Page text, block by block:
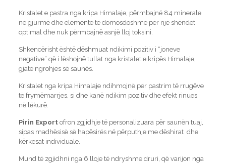
Kristalet e pastra nga kripa Himalaje, përmbajnë 84 minerale
në gjurmë dhe elemente të domosdoshme për një shëndet
optimal dhe nuk përmbajnë asnjë lloj toksini.
Shkencërisht është dëshmuat ndikimi pozitiv i “joneve
negative” që i lëshojnë tullat nga kristalet e kripës Himalaje,
gjatë ngrohjes së saunës.
Kristalet nga kripa Himalaje ndihmojnë për pastrim të rrugëve
të frymëmarrjes, si dhe kanë ndikim pozitiv dhe efekt rinues
në lëkurë.
Pirin Exportofron zgjidhje të personalizuara për saunën tuaj,
sipas madhësisë së hapësirës në përputhje me dëshirat dhe
kërkesat individuale.
Mund të zgjidhni nga 6 lloje të ndryshme druri, që varijon nga